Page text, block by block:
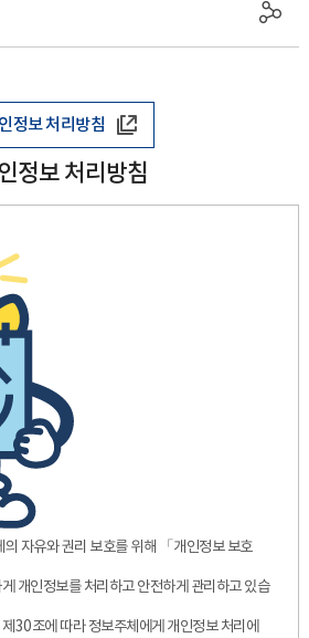
정보 처리방침
정보 처리방침
의 자유와 권리 보호를 위해 「개인정보 보호
개인정보를 처리하고 안전하게 관리하고 있습
30조에 따라 정보주체에게 개인정보 처리에